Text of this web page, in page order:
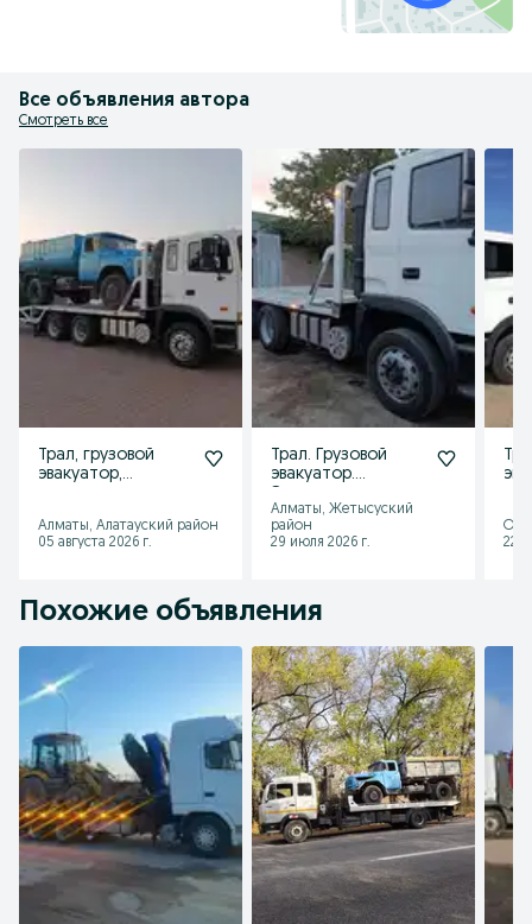
Все объявления автора
Смотреть все
Трал, грузовой
эвакуатор,
Алматы, Алатауский район
05 августа 2026 г.
Трал. Грузовой
эвакуатор.
спецтехники.
Алматы, Жетысуский
район
29 июля 2026 г.
22
Похожие объявления